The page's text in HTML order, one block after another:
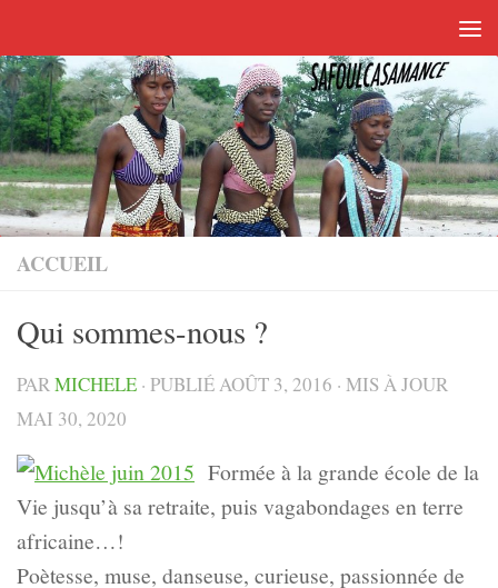
ACCUEIL
Qui sommes-nous ?
PARMICHELE · PUBLIÉAOÛT 3, 2016 · MIS À JOUR
MAI 30, 2020
Formée à la grande école de la
Vie jusqu’à sa retraite, puis vagabondages en terre
africaine…!
Poètesse, muse, danseuse, curieuse, passionnée de